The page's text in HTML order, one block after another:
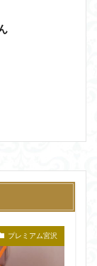
プレミアム宮沢